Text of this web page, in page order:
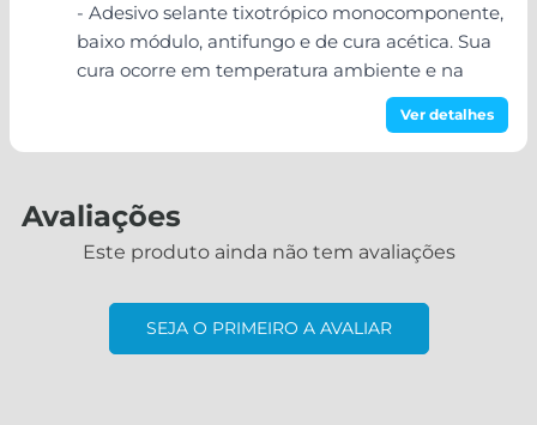
Ver detalhes
- Adesivo selante tixotrópico monocomponente,
baixo módulo, antifungo e de cura acética. Sua
cura ocorre em temperatura ambiente e na
Especificações:
Avaliações
Este produto ainda não tem avaliações
SEJA O PRIMEIRO A AVALIAR